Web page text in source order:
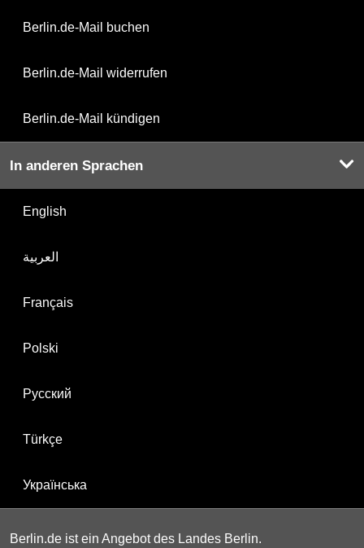
Berlin.de-Mail buchen
Berlin.de-Mail widerrufen
Berlin.de-Mail kündigen
In anderen Sprachen
English
العربية
Français
Polski
Русский
Türkçe
Українська
Berlin.de ist ein Angebot des Landes Berlin.